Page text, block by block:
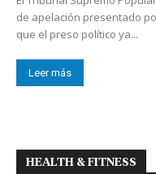
de apelación presentado
que el preso político ya...
Leer más
HEALTH & FITNESS